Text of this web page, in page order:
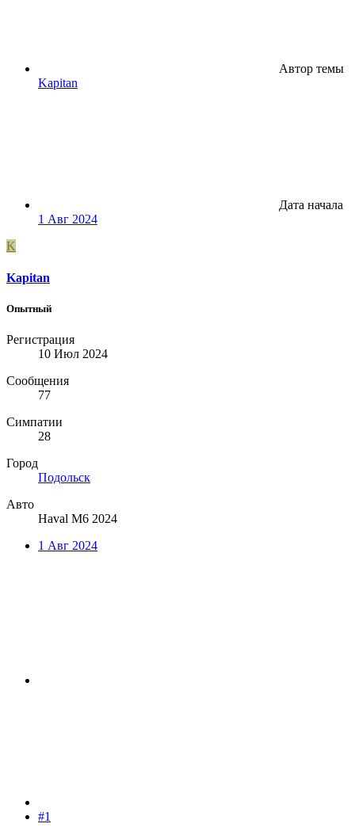
Автор темы
Kapitan
Дата начала
1 Авг 2024
K
Kapitan
Опытный
Регистрация
10 Июл 2024
Сообщения
77
Симпатии
28
Город
Подольск
Авто
Haval M6 2024
1 Авг 2024
#1